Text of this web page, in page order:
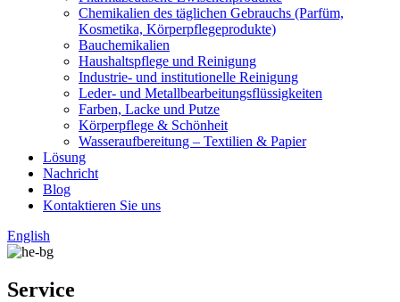
Chemikalien des täglichen Gebrauchs (Parfüm,
Kosmetika, Körperpflegeprodukte)
Bauchemikalien
Haushaltspflege und Reinigung
Industrie- und institutionelle Reinigung
Leder- und Metallbearbeitungsflüssigkeiten
Farben, Lacke und Putze
Körperpflege & Schönheit
Wasseraufbereitung – Textilien & Papier
Lösung
Nachricht
Blog
Kontaktieren Sie uns
English
Service